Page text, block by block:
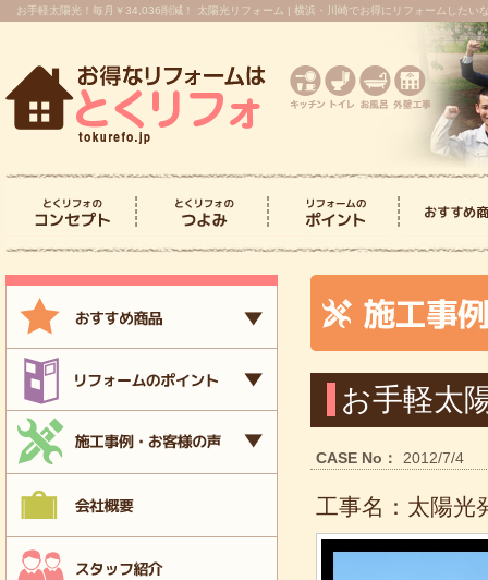
お手軽太陽光！毎月￥34,036削減！ 太陽光リフォーム | 横浜・川崎でお得にリフォームした
とくリフォのコンセプ とくリフォのつよみ
お手軽太
CASE No： 2012/7/4
工事名：太陽光